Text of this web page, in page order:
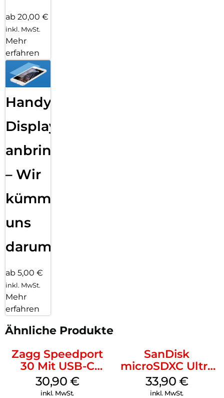
ab 20,00 €
inkl. MwSt.
Mehr
erfahren
Handy
Displayfolie
anbringen
– Wir
kümmern
uns
darum!
ab 5,00 €
inkl. MwSt.
Mehr
erfahren
Ähnliche Produkte
Zagg Speedport
30 Mit USB-C
Kabel Weiß
30,90 €
inkl. MwSt.
SanDisk
microSDXC Ultra
128 GB + Adapter
Mobile
33,90 €
inkl. MwSt.